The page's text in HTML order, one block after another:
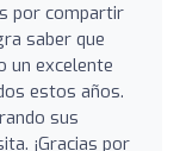
por compartir
saber que
un excelente
estos años.
sus
¡Gracias por